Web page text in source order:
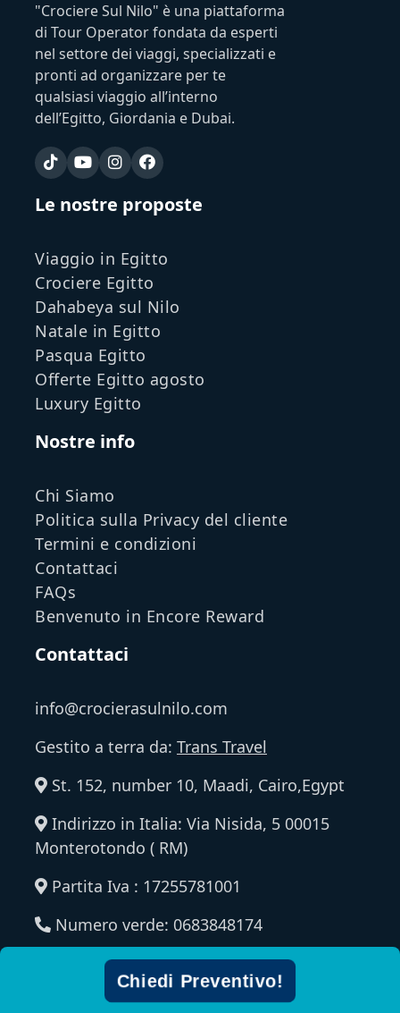
Chiedi Preventivo!
"Crociere Sul Nilo" è una piattaforma
di Tour Operator fondata da esperti
nel settore dei viaggi, specializzati e
pronti ad organizzare per te
qualsiasi viaggio all’interno
dell’Egitto, Giordania e Dubai.
Le nostre proposte
Viaggio in Egitto
Crociere Egitto
Dahabeya sul Nilo
Natale in Egitto
Pasqua Egitto
Offerte Egitto agosto
Luxury Egitto
Nostre info
Chi Siamo
Politica sulla Privacy del cliente
Termini e condizioni
Contattaci
FAQs
Benvenuto in Encore Reward
Contattaci
info@crocierasulnilo.com
Gestito a terra da: Trans Travel
St. 152, number 10, Maadi, Cairo,Egypt
Indirizzo in Italia: Via Nisida, 5 00015
Monterotondo ( RM)
Partita Iva : 17255781001
Numero verde: 0683848174